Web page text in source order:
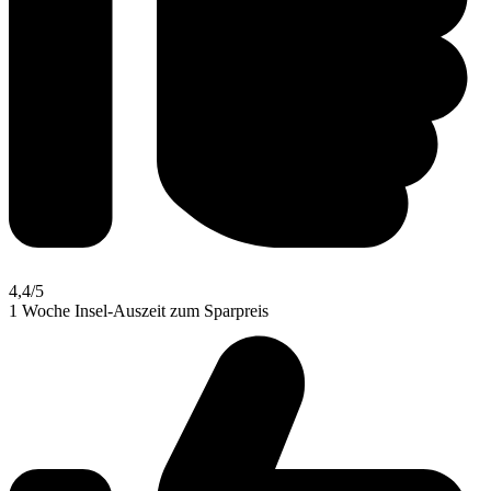
4,4/5
1 Woche Insel-Auszeit zum Sparpreis